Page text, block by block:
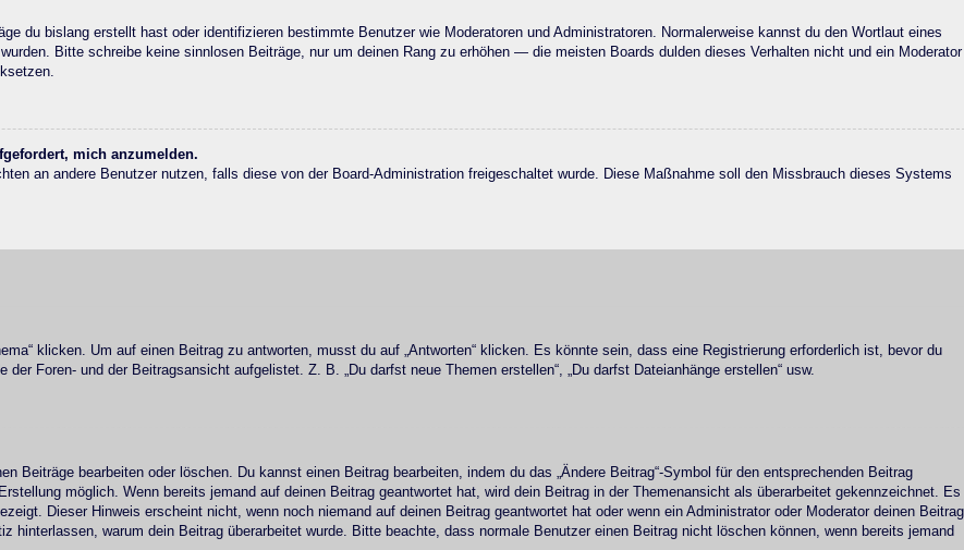
du bislang erstellt hast oder identifizieren bestimmte Benutzer wie Moderatoren und Administratoren. Normalerweise kannst du den Wortlaut eines
Bitte schreibe keine sinnlosen Beiträge, nur um deinen Rang zu erhöhen — die meisten Boards dulden dieses Verhalten nicht und ein Moderator
mich anzumelden.
an andere Benutzer nutzen, falls diese von der Board-Administration freigeschaltet wurde. Diese Maßnahme soll den Missbrauch dieses Systems
klicken. Um auf einen Beitrag zu antworten, musst du auf „Antworten“ klicken. Es könnte sein, dass eine Registrierung erforderlich ist, bevor du
Foren- und der Beitragsansicht aufgelistet. Z. B. „Du darfst neue Themen erstellen“, „Du darfst Dateianhänge erstellen“ usw.
Beiträge bearbeiten oder löschen. Du kannst einen Beitrag bearbeiten, indem du das „Ändere Beitrag“-Symbol für den entsprechenden Beitrag
möglich. Wenn bereits jemand auf deinen Beitrag geantwortet hat, wird dein Beitrag in der Themenansicht als überarbeitet gekennzeichnet. Es
Dieser Hinweis erscheint nicht, wenn noch niemand auf deinen Beitrag geantwortet hat oder wenn ein Administrator oder Moderator deinen Beitrag
hinterlassen, warum dein Beitrag überarbeitet wurde. Bitte beachte, dass normale Benutzer einen Beitrag nicht löschen können, wenn bereits jemand